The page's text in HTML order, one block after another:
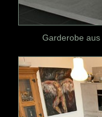
Garderobe